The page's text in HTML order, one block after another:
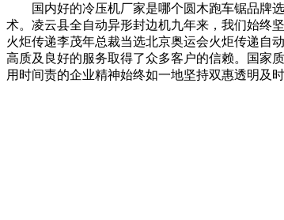
国内好的冷压机厂家是哪个圆木跑车锯品牌选
术。凌云县全自动异形封边机九年来，我们始终
火炬传递李茂年总裁当选北京奥运会火炬传递自
高质及良好的服务取得了众多客户的信赖。国家
用时间责的企业精神始终如一地坚持双惠透明及